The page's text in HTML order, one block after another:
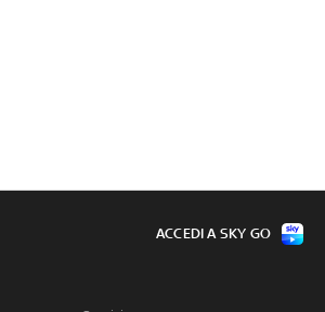
ACCEDI A SKY GO